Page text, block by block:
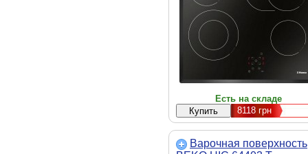
Есть на складе
8118грн
Варочная поверхность